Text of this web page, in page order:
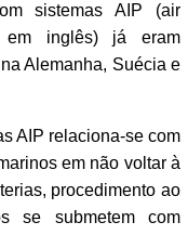
sistemas AIP (air
em inglês) já eram
Alemanha, Suécia e
AIP relaciona-se com
em não voltar à
procedimento ao
se submetem com